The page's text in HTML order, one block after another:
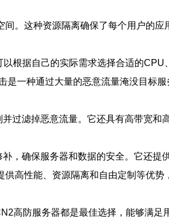
。这种资源隔离确保了每个用户的应
根据自己的实际需求选择合适的CPU
一种通过大量的恶意流量淹没目标服
过滤掉恶意流量。它还具有高带宽和
，确保服务器和数据的安全。它还提
高性能、资源隔离和自由定制等优
高防服务器都是最佳选择，能够满足